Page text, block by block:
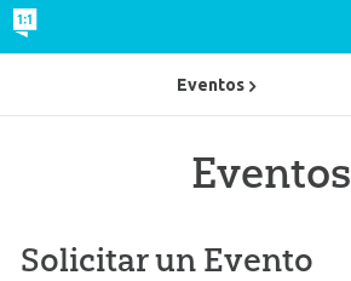
Eventos
Solicitar un Evento
Eventos